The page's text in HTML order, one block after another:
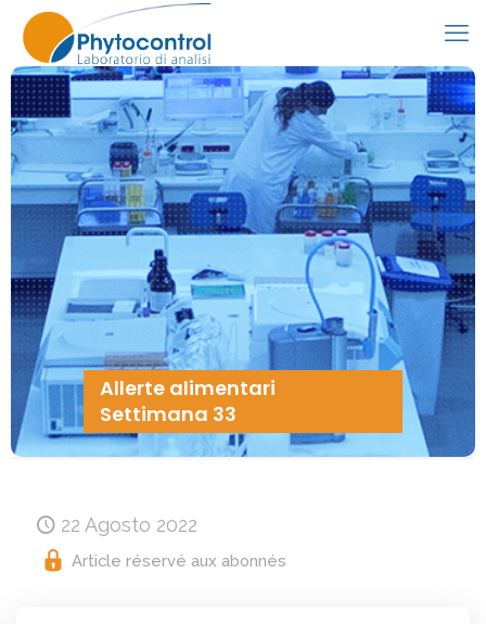
Allerte alimentari
Settimana 33
22 Agosto 2022
Article réservé aux abonnés